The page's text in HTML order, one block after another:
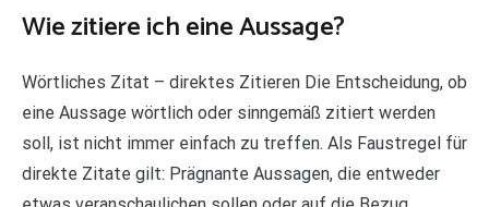
Wie zitiere ich eine Aussage?
Wörtliches Zitat – direktes Zitieren Die Entscheidung, ob
eine Aussage wörtlich oder sinngemäß zitiert werden
soll, ist nicht immer einfach zu treffen. Als Faustregel für
direkte Zitate gilt: Prägnante Aussagen, die entweder